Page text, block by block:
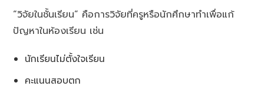
“วิจัยในชั้นเรียน” คือการวิจัยที่ครูหรือนักศึกษาทำเพื่อแก้
ปัญหาในห้องเรียน เช่น
นักเรียนไม่ตั้งใจเรียน
คะแนนสอบตก